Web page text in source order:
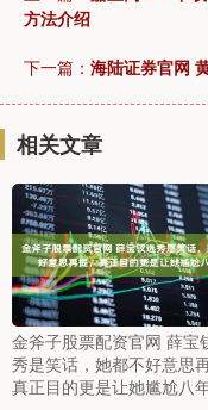
方法介绍
下一篇： 海陆证券官网
相关文章
金斧子股票配资官网 薛宝
秀是笑话，她都不好意思
真正目的更是让她尴尬八